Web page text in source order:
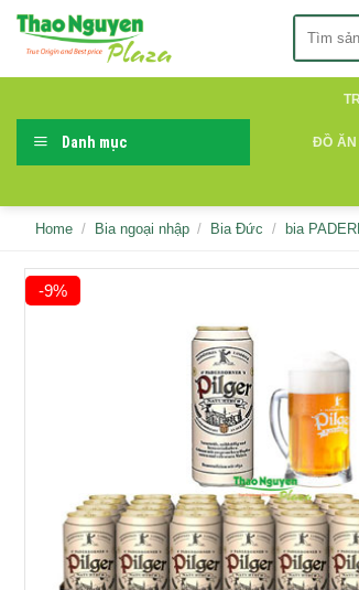
Skip
Danh mục ĐỒ ĂN
Home / Bia ngoại nhập / Bia Đức / bia
-9%